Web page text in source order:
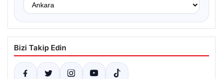
Bizi Takip Edin